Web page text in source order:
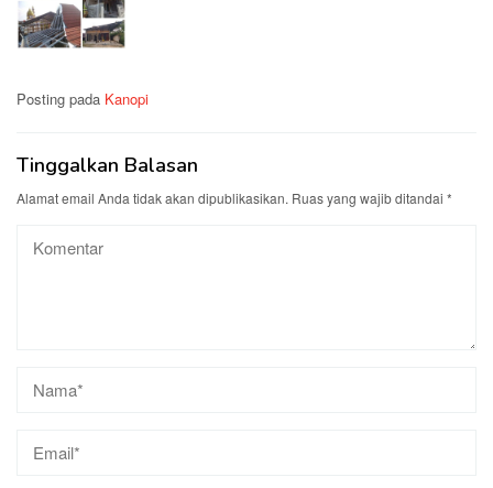
Posting pada Kanopi
Tinggalkan Balasan
Alamat email Anda tidak akan dipublikasikan. Ruas yang wajib ditandai *